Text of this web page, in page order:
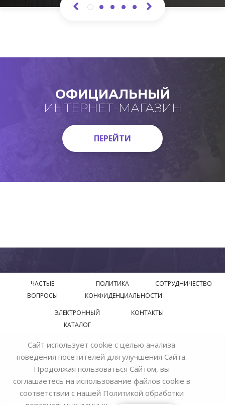
ОФИЦИАЛЬНЫЙ
ИНТЕРНЕТ-МАГАЗИН
ПЕРЕЙТИ
ПЕРЕЙТИ
ЧАСТЫЕ
ВОПРОСЫ
ПОЛИТИКА
КОНФИДЕНЦИАЛЬНОСТИ
СОТРУДНИЧЕСТВО
ЭЛЕКТРОННЫЙ
КАТАЛОГ
КОНТАКТЫ
© 2018—2026 Официальный сайт завода производителя
Bohemia Ivele Crystal
Сайт использует cookie с целью анализа
поведения посетителей для улучшения Сайта.
Продолжая пользоваться Сайтом, вы
соглашаетесь на использование файлов cookie в
соответствии с нашей Политикой обработки